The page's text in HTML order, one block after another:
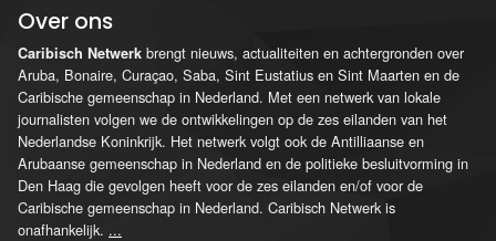
Over ons
Caribisch Netwerk brengt nieuws, actualiteiten en achtergronden over
Aruba, Bonaire, Curaçao, Saba, Sint Eustatius en Sint Maarten en de
Caribische gemeenschap in Nederland. Met een netwerk van lokale
journalisten volgen we de ontwikkelingen op de zes eilanden van het
Nederlandse Koninkrijk. Het netwerk volgt ook de Antilliaanse en
Arubaanse gemeenschap in Nederland en de politieke besluitvorming in
Den Haag die gevolgen heeft voor de zes eilanden en/of voor de
Caribische gemeenschap in Nederland. Caribisch Netwerk is
onafhankelijk. ...